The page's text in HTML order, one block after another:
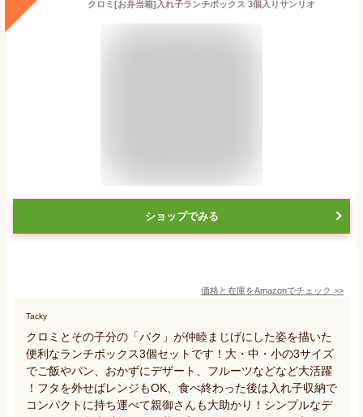
クロミ[お弁当箱]入れ子ランチボックス 3個入りサンリオ
ショップでみる
価格と在庫をAmazonでチェック >>
Tacky
クロミとその子分の「バク」が仲睦まじげにした姿を描いた
便利なランチボックス3個セットです！大・中・小の3サイズ
でご飯やパン、おかずにデザート、フルーツなどなど大活躍
！フタを外せばレンジもOK、食べ終わった後は入れ子収納で
コンパクトに持ち運べて親御さんも大助かり！シンプルなデ